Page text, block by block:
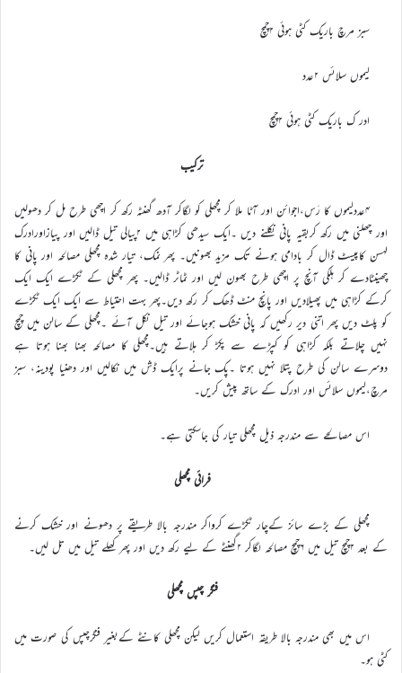
سبز مرچ باریک کٹی ہوئی ۲چمچ
لیموں سلائس ۲عدد
ادر ک باریک کٹی ہوئی ۲چمچ
ترکیب
۴عددلیموں کا رَس،اجوائن اور آٹا ملا کر مچھلی کو لگاکر آدھ گھنٹہ رکھ کر اچھی طرح مل کر دھولیں
اور چھلنی میں رکھ کربقیہ پانی نکلنے دیں ۔ایک سیدھی کڑاہی میں ۲پیالی تیل ڈالیں اور پیازاورادرک
لہسن کاپیسٹ ڈال کر بادامی ہونے تک مزید بھونیں۔ پھر نمک، تیار شدہ مچھلی مصالحہ اور پانی کا
چھینٹادے کر ہلکی آنچ پر اچھی طرح بھون لیں اور ٹماٹر ڈالیں۔ پھر مچھلی کے ٹکڑے ایک ایک
کرکے کڑاہی میں پھیلادیں اور پانچ منٹ ڈھک کر رکھ دیں۔پھر بہت احتیاط سے ایک ایک ٹکڑے
کو پلٹ دیں پھر اتنی دیر رکھیں کہ پانی خشک ہوجائے اور تیل نکل آئے ۔مچھلی کے سالن میں چمچ
نہیں چلاتے بلکہ کڑاہی کو کپڑے سے پکڑ کر ہلاتے ہیں۔مچھلی کا مصالحہ بھنا بھنا ہوتا ہے
دوسرے سالن کی طرح پتلا نہیں ہوتا ۔پک جانے پرایک ڈش میں نکالیں اور دھنیا پودینہ، سبز
مرچ،لیموں سلائس اور ادرک کے ساتھ پیش کریں۔
اس مصالحے سے مندرجہ ذیل مچھلی تیار کی جاسکتی ہے۔
فرائی مچھلی
مچھلی کے بڑے سائز کےچار ٹکڑے کرواکر مندرجہ بالا طریقے پر دھونے اور خشک کرنے
کے بعد ۲چمچ تیل میں ۶چمچ مصالحہ لگاکر ۲گھنٹے کے لیے رکھ دیں اور پھر کھلے تیل میں تل لیں۔
فنگر چپس مچھلی
اس میں بھی مندرجہ بالا طریقہ استعمال کریں لیکن مچھلی کانٹے کےبغیر فنگرچپس کی صورت میں
کٹی ہو۔